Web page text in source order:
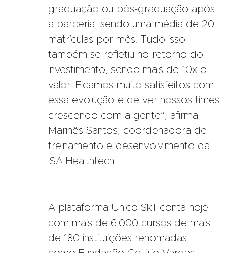
graduação ou pós-graduação após
a parceria, sendo uma média de 20
matrículas por mês. Tudo isso
também se refletiu no retorno do
investimento, sendo mais de 10x o
valor. Ficamos muito satisfeitos com
essa evolução e de ver nossos times
crescendo com a gente”, afirma
Marinês Santos, coordenadora de
treinamento e desenvolvimento da
ISA Healthtech.
A plataforma Unico Skill conta hoje
com mais de 6.000 cursos de mais
de 180 instituições renomadas,